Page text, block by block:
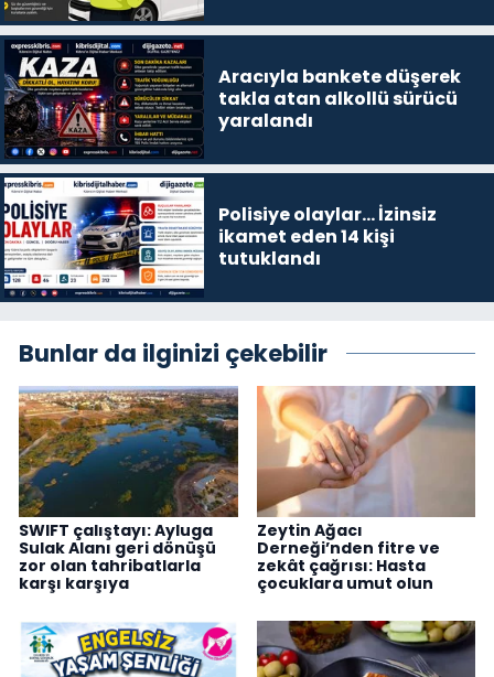
Aracıyla bankete düşerek
takla atan alkollü sürücü
yaralandı
Polisiye olaylar… İzinsiz
ikamet eden 14 kişi
tutuklandı
Bunlar da ilginizi çekebilir
SWIFT çalıştayı: Ayluga
Sulak Alanı geri dönüşü
zor olan tahribatlarla
karşı karşıya
Zeytin Ağacı
Derneği’nden fitre ve
zekât çağrısı: Hasta
çocuklara umut olun